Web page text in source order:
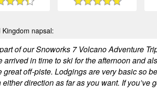
napsal:
of our Snoworks 7 Volcano Adventure
in time to ski for the afternoon and
off-piste. Lodgings are very basic so
direction as far as you want. If you’ve